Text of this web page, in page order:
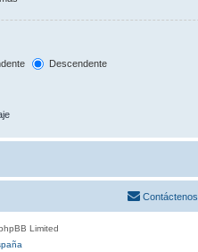
Descendente
Contáctenos
Limited